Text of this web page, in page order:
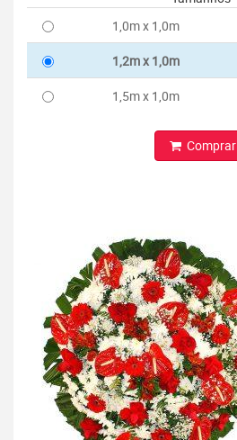
1,0m x 1,0m
1,2m x 1,0m
1,5m x 1,0m
Comprar